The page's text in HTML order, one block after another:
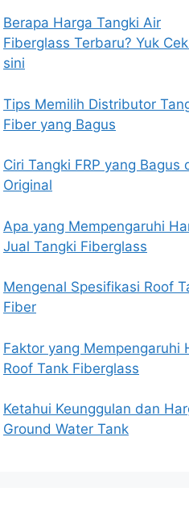
Berapa Harga Tangki Air
Fiberglass Terbaru? Yuk
sini
Tips Memilih Distributor
Fiber yang Bagus
Ciri Tangki FRP yang Bagus
Original
Apa yang Mempengaruhi
Jual Tangki Fiberglass
Mengenal Spesifikasi Roof
Fiber
Faktor yang Mempengaruhi
Roof Tank Fiberglass
Ketahui Keunggulan dan
Ground Water Tank